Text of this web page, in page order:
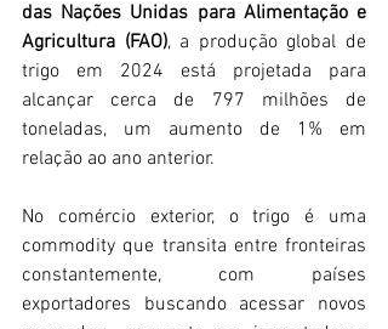
das Nações Unidas para Alimentação e
Agricultura (FAO), a produção global de
trigo em 2024 está projetada para
alcançar cerca de 797 milhões de
toneladas, um aumento de 1% em
relação ao ano anterior.
No comércio exterior, o trigo é uma
commodity que transita entre fronteiras
constantemente, com países
exportadores buscando acessar novos